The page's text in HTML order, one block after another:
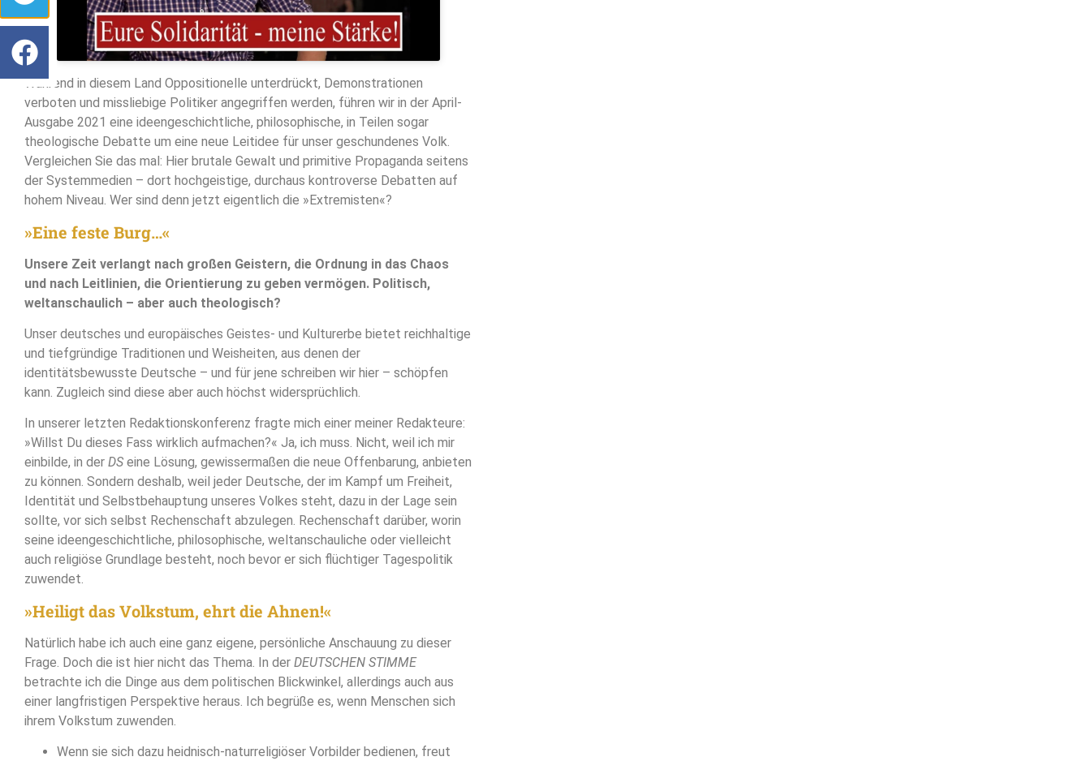
Während in diesem Land Oppositionelle unterdrückt, Demonstrationen
verboten und missliebige Politiker angegriffen werden, führen wir in der April-
Ausgabe 2021 eine ideengeschichtliche, philosophische, in Teilen sogar
theologische Debatte um eine neue Leitidee für unser geschundenes Volk.
Vergleichen Sie das mal: Hier brutale Gewalt und primitive Propaganda seitens
der Systemmedien – dort hochgeistige, durchaus kontroverse Debatten auf
hohem Niveau. Wer sind denn jetzt eigentlich die »Extremisten«?
»Eine feste Burg…«
Unsere Zeit verlangt nach großen Geistern, die Ordnung in das Chaos
und nach Leitlinien, die Orientierung zu geben vermögen. Politisch,
weltanschaulich – aber auch theologisch?
Unser deutsches und europäisches Geistes- und Kulturerbe bietet reichhaltige
und tiefgründige Traditionen und Weisheiten, aus denen der
identitätsbewusste Deutsche – und für jene schreiben wir hier – schöpfen
kann. Zugleich sind diese aber auch höchst widersprüchlich.
In unserer letzten Redaktionskonferenz fragte mich einer meiner Redakteure:
»Willst Du dieses Fass wirklich aufmachen?« Ja, ich muss. Nicht, weil ich mir
einbilde, in der DS eine Lösung, gewissermaßen die neue Offenbarung, anbieten
zu können. Sondern deshalb, weil jeder Deutsche, der im Kampf um Freiheit,
Identität und Selbstbehauptung unseres Volkes steht, dazu in der Lage sein
sollte, vor sich selbst Rechenschaft abzulegen. Rechenschaft darüber, worin
seine ideengeschichtliche, philosophische, weltanschauliche oder vielleicht
auch religiöse Grundlage besteht, noch bevor er sich flüchtiger Tagespolitik
zuwendet.
»Heiligt das Volkstum, ehrt die Ahnen!«
Natürlich habe ich auch eine ganz eigene, persönliche Anschauung zu dieser
Frage. Doch die ist hier nicht das Thema. In der DEUTSCHEN STIMME
betrachte ich die Dinge aus dem politischen Blickwinkel, allerdings auch aus
einer langfristigen Perspektive heraus. Ich begrüße es, wenn Menschen sich
ihrem Volkstum zuwenden.
Wenn sie sich dazu heidnisch-naturreligiöser Vorbilder bedienen, freut